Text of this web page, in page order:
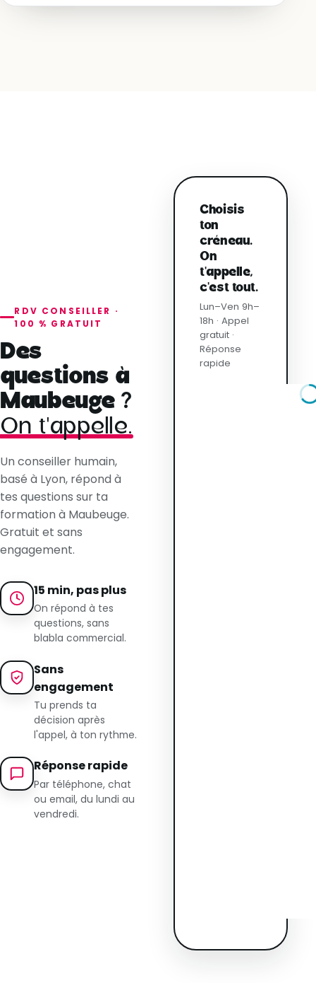
RDV CONSEILLER ·
100 % GRATUIT
Des
questions à
Maubeuge ?
On t'appelle.
Un conseiller humain,
basé à Lyon, répond à
tes questions sur ta
formation à Maubeuge.
Gratuit et sans
engagement.
15 min, pas plus
On répond à tes
questions, sans
blabla commercial.
Sans
engagement
Tu prends ta
décision après
l'appel, à ton rythme.
Réponse rapide
Par téléphone, chat
ou email, du lundi au
vendredi.
Choisis
ton
créneau.
On
t'appelle,
c'est tout.
Lun–Ven 9h–
18h · Appel
gratuit ·
Réponse
rapide